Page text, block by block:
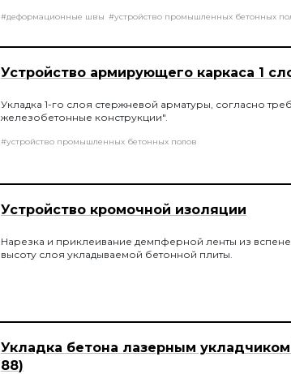
разрывные. 5. Демонтаж креплений опалубки после,
#деформационные швы #устройство промышленных бетонных
Устройство армирующего каркаса 1
Укладка 1-го слоя стержневой арматуры, согласно
железобетонные конструкции".
#устройство промышленных бетонных полов
Устройство кромочной изоляции
Нарезка и приклеивание демпферной ленты из
высоту слоя укладываемой бетонной плиты.
Укладка бетона лазерным укладчиком
88)